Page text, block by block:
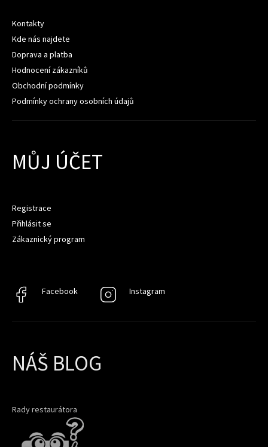
Kontakty
Kde nás najdete
Doprava a platba
Hodnocení zákazníků
Obchodní podmínky
Podmínky ochrany osobních údajů
MŮJ ÚČET
Registrace
Přihlásit se
Zákaznický program
Facebook
Facebook Instagram
Instagram
NÁŠ BLOG
Rady restaurátora